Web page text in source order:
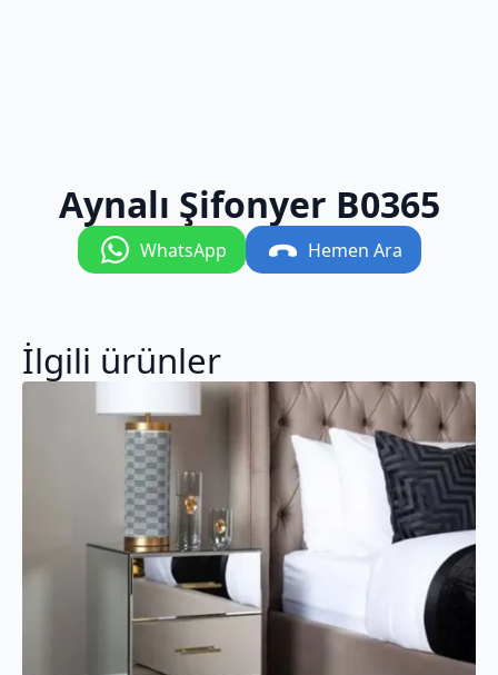
Aynalı Şifonyer B0365
WhatsApp Hemen Ara
İlgili ürünler